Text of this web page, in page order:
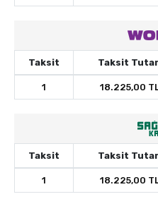
Taksit Taksit
1 18.225,00
Taksit Taksit
1 18.225,00